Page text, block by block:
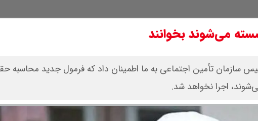
تأمین اجتماعی به ما اطمینان داد که فرمول جدید محاسبه